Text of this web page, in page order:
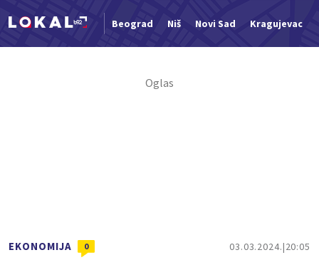
Beograd Niš Novi Sad Kragujevac
EKONOMIJA 0 03.03.2024. 20:05